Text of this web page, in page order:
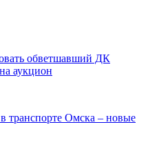
обветшавший ДК
аукцион
транспорте Омска – новые